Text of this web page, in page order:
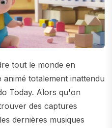
tout le monde en
totalement inattendu
Today. Alors qu'on
des captures
dernières musiques